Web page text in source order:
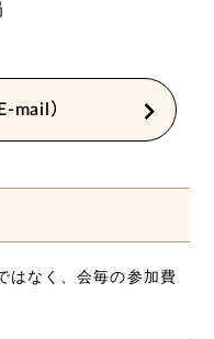
mail）
はなく、会毎の参加費